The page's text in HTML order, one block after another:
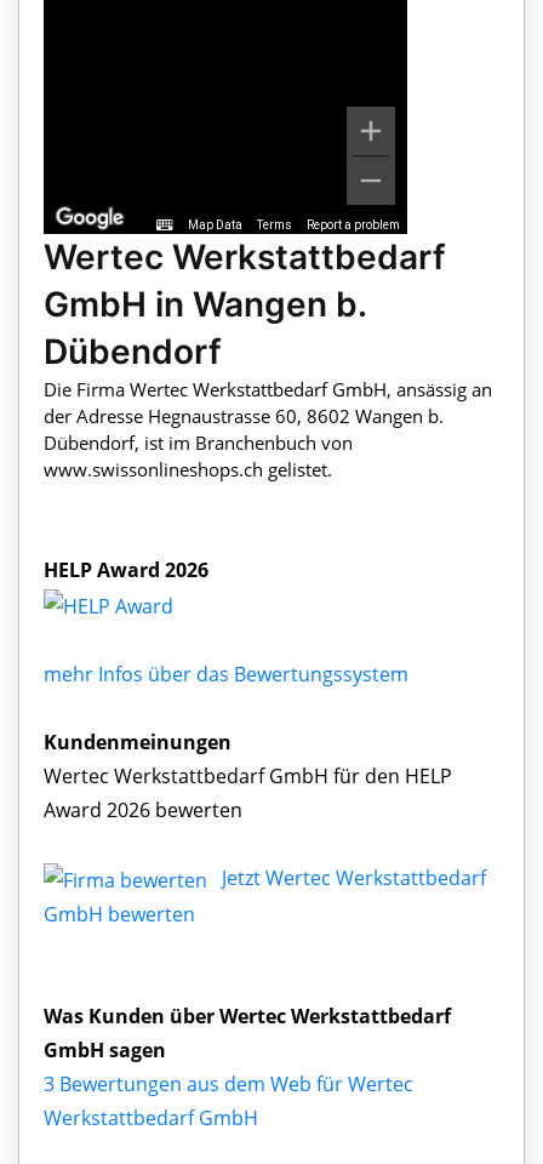
Map Data Terms Report a problem
Wertec Werkstattbedarf
GmbH in Wangen b.
Dübendorf
Die Firma Wertec Werkstattbedarf GmbH, ansässig an
der Adresse Hegnaustrasse 60, 8602 Wangen b.
Dübendorf, ist im Branchenbuch von
www.swissonlineshops.ch gelistet.
HELP Award 2026
mehr Infos über das Bewertungssystem
Kundenmeinungen
Wertec Werkstattbedarf GmbH für den HELP
Award 2026 bewerten
Jetzt Wertec Werkstattbedarf
GmbH bewerten
Was Kunden über Wertec Werkstattbedarf
GmbH sagen
3 Bewertungen aus dem Web für Wertec
Werkstattbedarf GmbH